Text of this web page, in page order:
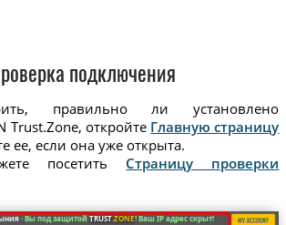
Проверка подключения
правильно ли установлено
Trust.Zone, откройте Главную страницу
ее, если она уже открыта.
посетить Страницу проверки
·Вы под защитойTRUST.ZONE! Ваш IP адрес скрыт!